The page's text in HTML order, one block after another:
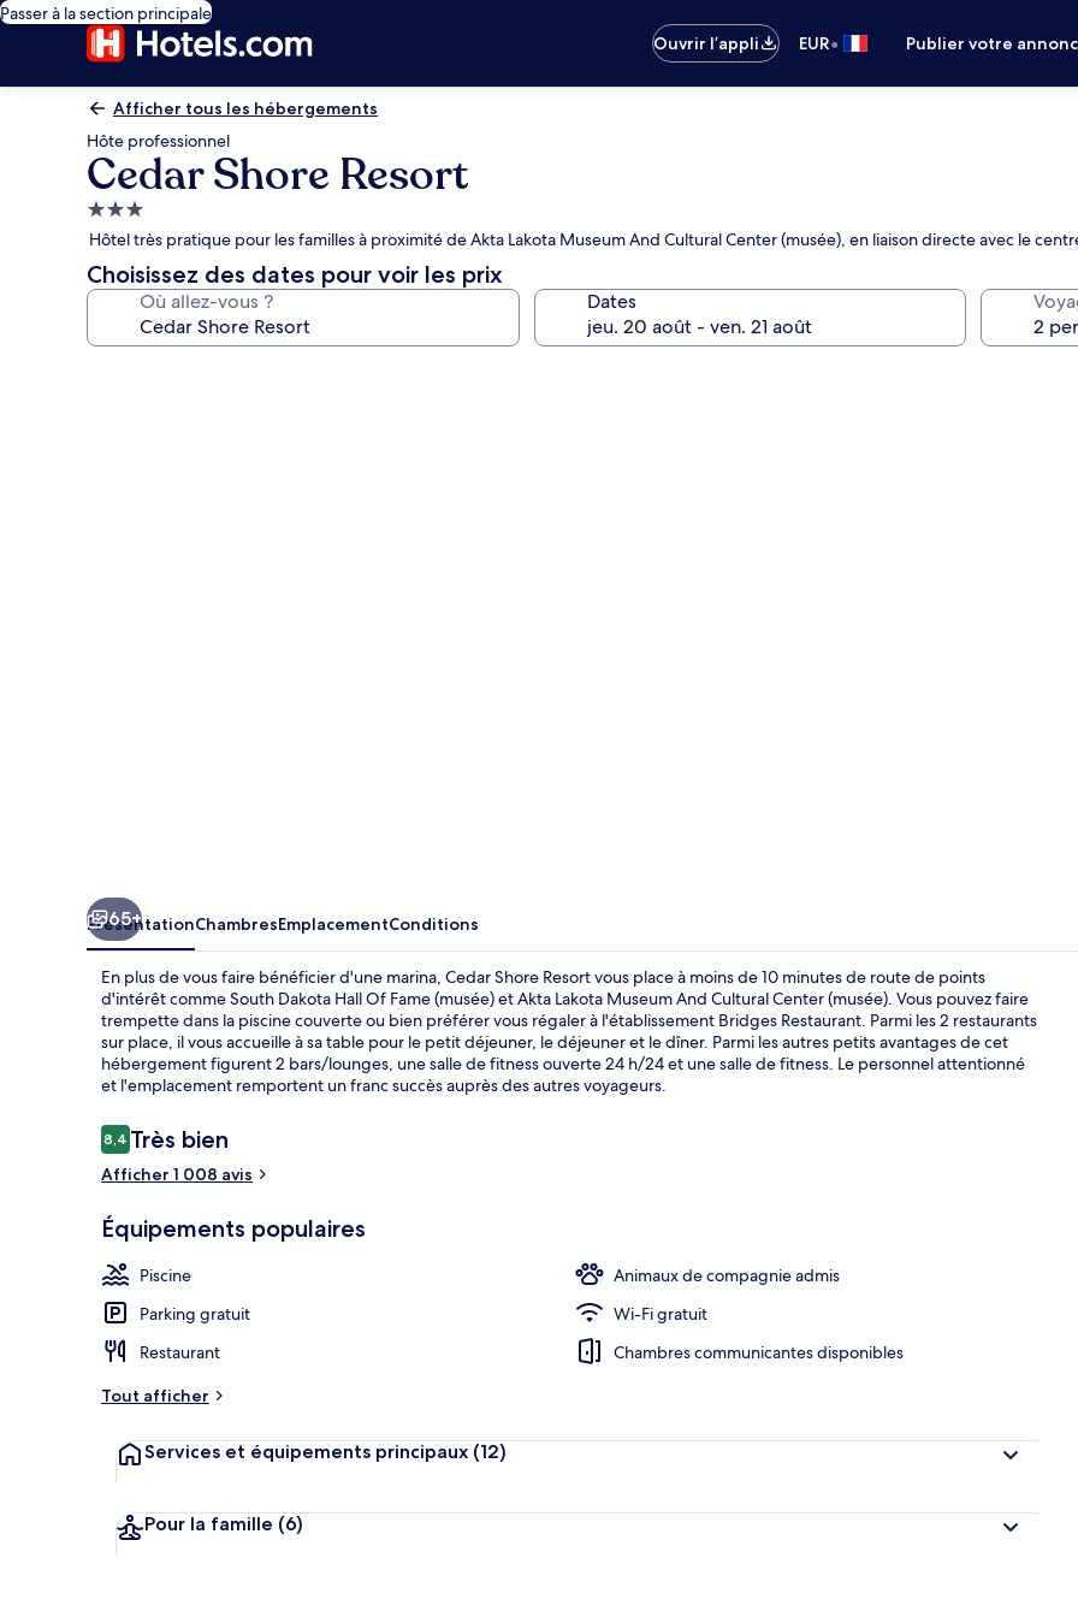
Passer à la section principale
Ouvrir l’appli
EUR• Publier votre
Afficher tous les hébergements
Hôte professionnel
Cedar Shore Resort
Hébergement
3.0 étoiles
Hôtel très pratique pour les familles à proximité de Akta Lakota Museum And Cultural Center (musée), en liaison directe avec le
Choisissez des dates pour voir les prix
Où allez-vous ? Dates
Piscine
65+
PrésentationChambresEmplacementConditions
En plus de vous faire bénéficier d'une marina, Cedar Shore Resort vous place à moins de 10 minutes de route de points
d'intérêt comme South Dakota Hall Of Fame (musée) et Akta Lakota Museum And Cultural Center (musée). Vous pouvez faire
trempette dans la piscine couverte ou bien préférer vous régaler à l'établissement Bridges Restaurant. Parmi les 2 restaurants
sur place, il vous accueille à sa table pour le petit déjeuner, le déjeuner et le dîner. Parmi les autres petits avantages de cet
hébergement figurent 2 bars/lounges, une salle de fitness ouverte 24 h/24 et une salle de fitness. Le personnel attentionné
et l'emplacement remportent un franc succès auprès des autres voyageurs.
Avis
voyageurs
8,48,4 sur 10
Très bien
Afficher 1 008 avis
Équipements populaires
Piscine
Animaux de compagnie admis
Parking gratuit
Wi-Fi gratuit
Restaurant
Chambres communicantes disponibles
Tout afficher
Services et équipements principaux (12)
Pour la famille (6)